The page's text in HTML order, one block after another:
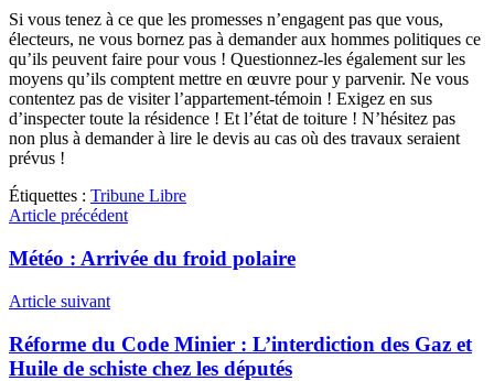
Si vous tenez à ce que les promesses n’engagent pas que vous,
électeurs, ne vous bornez pas à demander aux hommes politiques ce
qu’ils peuvent faire pour vous ! Questionnez-les également sur les
moyens qu’ils comptent mettre en œuvre pour y parvenir. Ne vous
contentez pas de visiter l’appartement-témoin ! Exigez en sus
d’inspecter toute la résidence ! Et l’état de toiture ! N’hésitez pas
non plus à demander à lire le devis au cas où des travaux seraient
prévus !
Étiquettes : Tribune Libre
Article précédent
Météo : Arrivée du froid polaire
Article suivant
Réforme du Code Minier : L’interdiction des Gaz et
Huile de schiste chez les députés